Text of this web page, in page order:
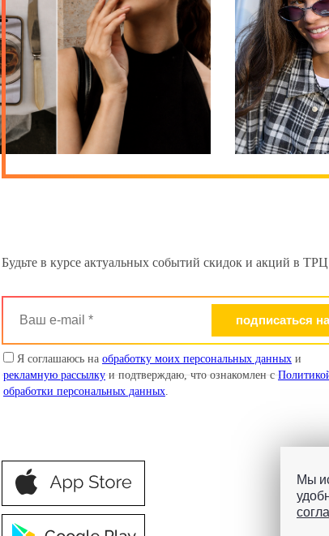
Будьте в курсе актуальных событий скидок и акций в
*
Я соглашаюсь на обработку моих персональных данных и
рекламную рассылку и подтверждаю, что ознакомлен с
обработки персональных данных.
Мы